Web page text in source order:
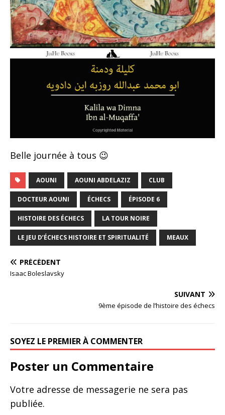
Belle journée à tous 😉
AOUNI AOUNI ABDELAZIZ CLUB
DOCTEUR AOUNI ÉCHECS ÉPISODE 6
HISTOIRE DES ÉCHECS LA TOUR NOIRE
LE JEU D’ÉCHECS HISTOIRE ET SPIRITUALITÉ MEAUX
PRÉCÉDENT
Isaac Boleslavsky
SUIVANT
9ème épisode de l’histoire des échecs
SOYEZ LE PREMIER À COMMENTER
Poster un Commentaire
Votre adresse de messagerie ne sera pas
publiée.